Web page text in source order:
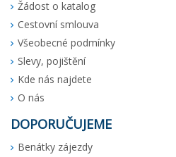
Žádost o katalog
Cestovní smlouva
Všeobecné podmínky
Slevy, pojištění
Kde nás najdete
O nás
DOPORUČUJEME
Benátky zájezdy